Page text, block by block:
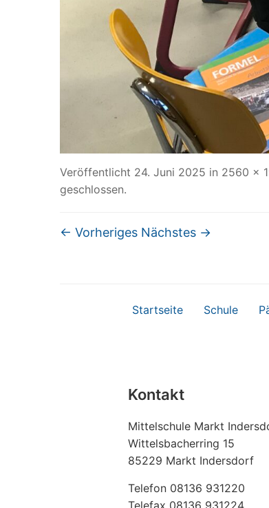
Veröffentlicht 24. Juni 2025 in 2560 ×
geschlossen.
← Vorheriges Nächstes →
Startseite Schule
Kontakt
Mittelschule Markt
Wittelsbacherring 15
85229 Markt Indersdorf
Telefon 08136 931220
Telefax 08136 931224